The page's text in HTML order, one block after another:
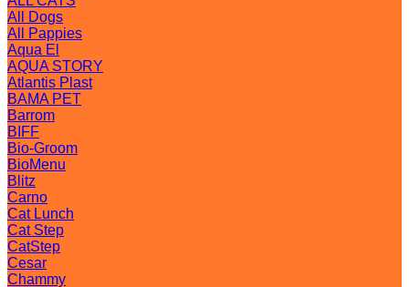
All Dogs
All Pappies
Aqua El
AQUA STORY
Atlantis Plast
BAMA PET
Barrom
BIFF
Bio-Groom
BioMenu
Blitz
Carno
Cat Lunch
Cat Step
CatStep
Cesar
Chammy